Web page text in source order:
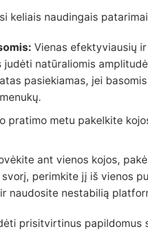
keliais naudingais
Vienas efektyviausių
judėti natūraliomis
pasiekiamas, jei
pratimo metu pakelkite
ant vienos kojos,
perimkite jį iš vienos
naudosite nestabilią
prisitvirtinus papildomus